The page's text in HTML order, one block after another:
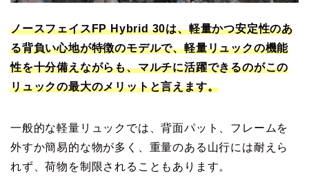
ノースフェイスFP Hybrid 30は、軽量かつ安定性のあ
る背負い心地が特徴のモデルで、軽量リュックの機能
性を十分備えながらも、マルチに活躍できるのがこの
リュックの最大のメリットと言えます。
一般的な軽量リュックでは、背面パット、フレームを
外すか簡易的な物が多く、重量のある山行には耐えら
れず、荷物を制限されることもあります。